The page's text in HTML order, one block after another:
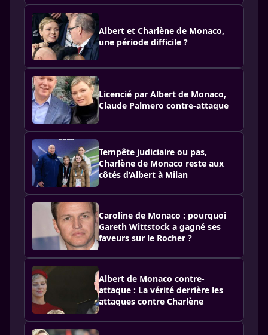
Albert et Charlène de Monaco,
une période difficile ?
Licencié par Albert de Monaco,
Claude Palmero contre-attaque
Tempête judiciaire ou pas,
Charlène de Monaco reste aux
côtés d’Albert à Milan
Caroline de Monaco : pourquoi
Gareth Wittstock a gagné ses
faveurs sur le Rocher ?
Albert de Monaco contre-
attaque : La vérité derrière les
attaques contre Charlène